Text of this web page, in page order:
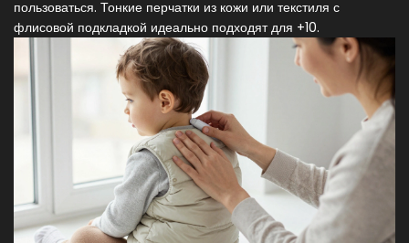
пользоваться. Тонкие перчатки из кожи или текстиля с
флисовой подкладкой идеально подходят для +10.